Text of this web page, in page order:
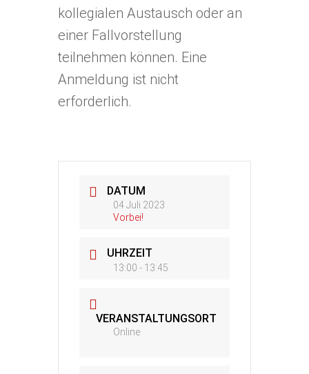
kollegialen Austausch oder an
einer Fallvorstellung
teilnehmen können. Eine
Anmeldung ist nicht
erforderlich.
DATUM
04 Juli 2023
Vorbei!
UHRZEIT
13:00 - 13:45
VERANSTALTUNGSORT
Online